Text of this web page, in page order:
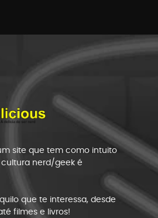
site que tem como intuito
nerd/geek é
que te interessa, desde
filmes e livros!